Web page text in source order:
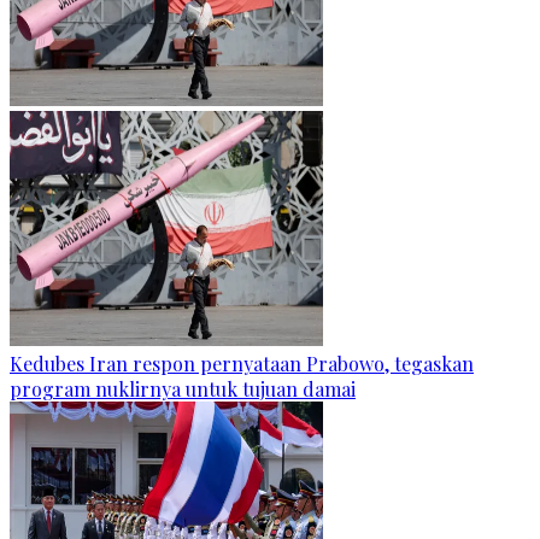
Kedubes Iran respon pernyataan Prabowo, tegaskan
program nuklirnya untuk tujuan damai